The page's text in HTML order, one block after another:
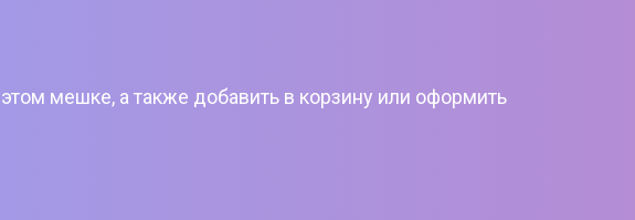
мешке, а также добавить в корзину или оформить